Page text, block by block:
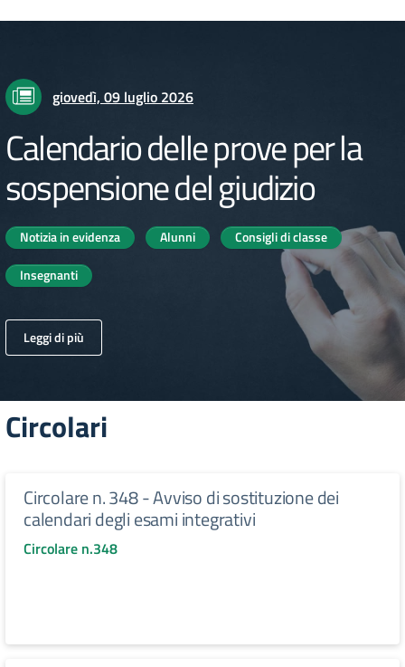
giovedì, 09 luglio 2026
Calendario delle prove per la
sospensione del giudizio
Notizia in evidenza Alunni
Consigli di classe
Insegnanti
Leggi di più
Circolari
Circolare n. 348 - Avviso di sostituzione dei
calendari degli esami integrativi
Circolare n.348